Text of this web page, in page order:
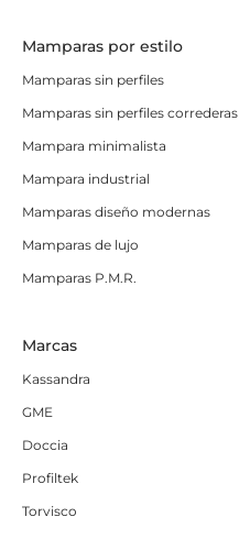
Mamparas por estilo
Mamparas sin perfiles
Mamparas sin perfiles correderas
Mampara minimalista
Mampara industrial
Mamparas diseño modernas
Mamparas de lujo
Mamparas P.M.R.
Marcas
Kassandra
GME
Doccia
Profiltek
Torvisco